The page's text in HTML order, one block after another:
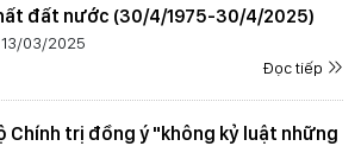
đất nước (30/4/1975-30/4/2025)
13/03/2025
Đọc tiếp
Chính trị đồng ý "không kỷ luật những